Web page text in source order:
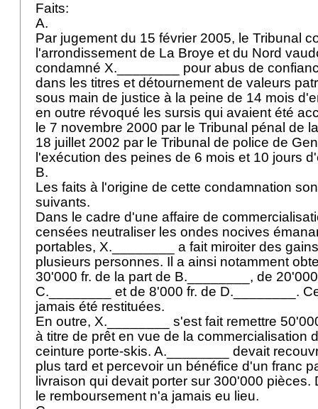
Faits:
A.
Par jugement du 15 février 2005, le Tribunal
l'arrondissement de La Broye et du Nord
condamné X.________ pour abus de
dans les titres et détournement de valeurs
sous main de justice à la peine de 14 mois
en outre révoqué les sursis qui avaient été
le 7 novembre 2000 par le Tribunal pénal de
18 juillet 2002 par le Tribunal de police de
l'exécution des peines de 6 mois et 10 jours
B.
Les faits à l'origine de cette condamnation
suivants.
Dans le cadre d'une affaire de
censées neutraliser les ondes nocives
portables, X.________ a fait miroiter des
plusieurs personnes. Il a ainsi notamment
30'000 fr. de la part de B.________, de
C.________ et de 8'000 fr. de D.________.
jamais été restituées.
En outre, X.________ s'est fait remettre
à titre de prêt en vue de la commercialisation
ceinture porte-skis. A.________ devait
plus tard et percevoir un bénéfice d'un franc
livraison qui devait porter sur 300'000
le remboursement n'a jamais eu lieu.